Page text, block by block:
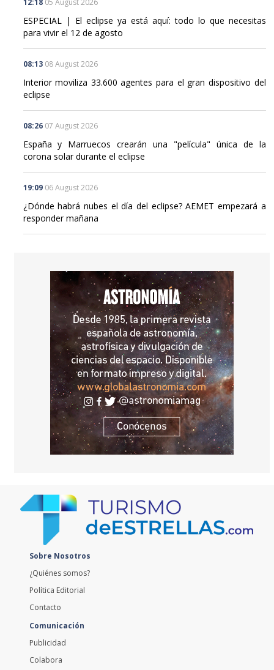
12:18 05 August 2026
ESPECIAL | El eclipse ya está aquí: todo lo que necesitas
para vivir el 12 de agosto
08:13 08 August 2026
Interior moviliza 33.600 agentes para el gran dispositivo del
eclipse
08:26 07 August 2026
España y Marruecos crearán una "película" única de la
corona solar durante el eclipse
19:09 06 August 2026
¿Dónde habrá nubes el día del eclipse? AEMET empezará a
responder mañana
Sobre Nosotros
¿Quiénes somos?
Política Editorial
Contacto
Comunicación
Publicidad
Colabora